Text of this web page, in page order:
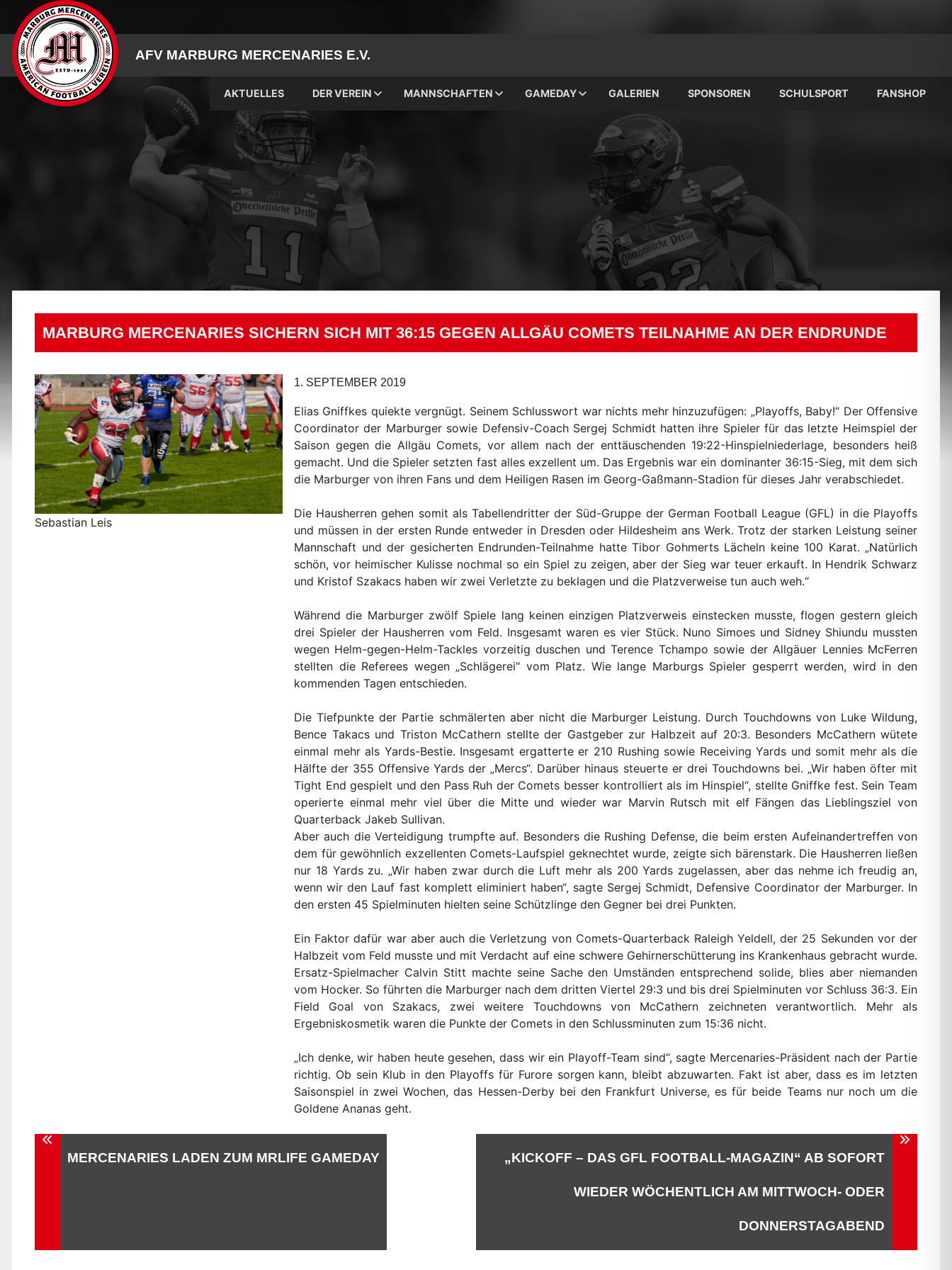
content
AFV MARBURG MERCENARIES E.V.
AKTUELLES DER VEREIN MANNSCHAFTEN GAMEDAY GALERIEN SPONSOREN SCHULSPORT FANSHOP
MARBURG MERCENARIES SICHERN SICH MIT 36:15 GEGEN ALLGÄU COMETS TEILNAHME AN DER ENDRUNDE
Sebastian Leis
1. SEPTEMBER 2019
Elias Gniffkes quiekte vergnügt. Seinem Schlusswort war nichts mehr hinzuzufügen: „Playoffs, Baby!“ Der Offensive
Coordinator der Marburger sowie Defensiv-Coach Sergej Schmidt hatten ihre Spieler für das letzte Heimspiel der
Saison gegen die Allgäu Comets, vor allem nach der enttäuschenden 19:22-Hinspielniederlage, besonders heiß
gemacht. Und die Spieler setzten fast alles exzellent um. Das Ergebnis war ein dominanter 36:15-Sieg, mit dem sich
die Marburger von ihren Fans und dem Heiligen Rasen im Georg-Gaßmann-Stadion für dieses Jahr verabschiedet.
Die Hausherren gehen somit als Tabellendritter der Süd-Gruppe der German Football League (GFL) in die Playoffs
und müssen in der ersten Runde entweder in Dresden oder Hildesheim ans Werk. Trotz der starken Leistung seiner
Mannschaft und der gesicherten Endrunden-Teilnahme hatte Tibor Gohmerts Lächeln keine 100 Karat. „Natürlich
schön, vor heimischer Kulisse nochmal so ein Spiel zu zeigen, aber der Sieg war teuer erkauft. In Hendrik Schwarz
und Kristof Szakacs haben wir zwei Verletzte zu beklagen und die Platzverweise tun auch weh.“
Während die Marburger zwölf Spiele lang keinen einzigen Platzverweis einstecken musste, flogen gestern gleich
drei Spieler der Hausherren vom Feld. Insgesamt waren es vier Stück. Nuno Simoes und Sidney Shiundu mussten
wegen Helm-gegen-Helm-Tackles vorzeitig duschen und Terence Tchampo sowie der Allgäuer Lennies McFerren
stellten die Referees wegen „Schlägerei“ vom Platz. Wie lange Marburgs Spieler gesperrt werden, wird in den
kommenden Tagen entschieden.
Die Tiefpunkte der Partie schmälerten aber nicht die Marburger Leistung. Durch Touchdowns von Luke Wildung,
Bence Takacs und Triston McCathern stellte der Gastgeber zur Halbzeit auf 20:3. Besonders McCathern wütete
einmal mehr als Yards-Bestie. Insgesamt ergatterte er 210 Rushing sowie Receiving Yards und somit mehr als die
Hälfte der 355 Offensive Yards der „Mercs“. Darüber hinaus steuerte er drei Touchdowns bei. „Wir haben öfter mit
Tight End gespielt und den Pass Ruh der Comets besser kontrolliert als im Hinspiel“, stellte Gniffke fest. Sein Team
operierte einmal mehr viel über die Mitte und wieder war Marvin Rutsch mit elf Fängen das Lieblingsziel von
Quarterback Jakeb Sullivan.
Aber auch die Verteidigung trumpfte auf. Besonders die Rushing Defense, die beim ersten Aufeinandertreffen von
dem für gewöhnlich exzellenten Comets-Laufspiel geknechtet wurde, zeigte sich bärenstark. Die Hausherren ließen
nur 18 Yards zu. „Wir haben zwar durch die Luft mehr als 200 Yards zugelassen, aber das nehme ich freudig an,
wenn wir den Lauf fast komplett eliminiert haben“, sagte Sergej Schmidt, Defensive Coordinator der Marburger. In
den ersten 45 Spielminuten hielten seine Schützlinge den Gegner bei drei Punkten.
Ein Faktor dafür war aber auch die Verletzung von Comets-Quarterback Raleigh Yeldell, der 25 Sekunden vor der
Halbzeit vom Feld musste und mit Verdacht auf eine schwere Gehirnerschütterung ins Krankenhaus gebracht wurde.
Ersatz-Spielmacher Calvin Stitt machte seine Sache den Umständen entsprechend solide, blies aber niemanden
vom Hocker. So führten die Marburger nach dem dritten Viertel 29:3 und bis drei Spielminuten vor Schluss 36:3. Ein
Field Goal von Szakacs, zwei weitere Touchdowns von McCathern zeichneten verantwortlich. Mehr als
Ergebniskosmetik waren die Punkte der Comets in den Schlussminuten zum 15:36 nicht.
„Ich denke, wir haben heute gesehen, dass wir ein Playoff-Team sind“, sagte Mercenaries-Präsident nach der Partie
richtig. Ob sein Klub in den Playoffs für Furore sorgen kann, bleibt abzuwarten. Fakt ist aber, dass es im letzten
Saisonspiel in zwei Wochen, das Hessen-Derby bei den Frankfurt Universe, es für beide Teams nur noch um die
Goldene Ananas geht.
Beitragsnavigation
MERCENARIES LADEN ZUM MRLIFE GAMEDAY „KICKOFF – DAS GFL FOOTBALL-MAGAZIN“ AB SOFORT
WIEDER WÖCHENTLICH AM MITTWOCH- ODER
DONNERSTAGABEND